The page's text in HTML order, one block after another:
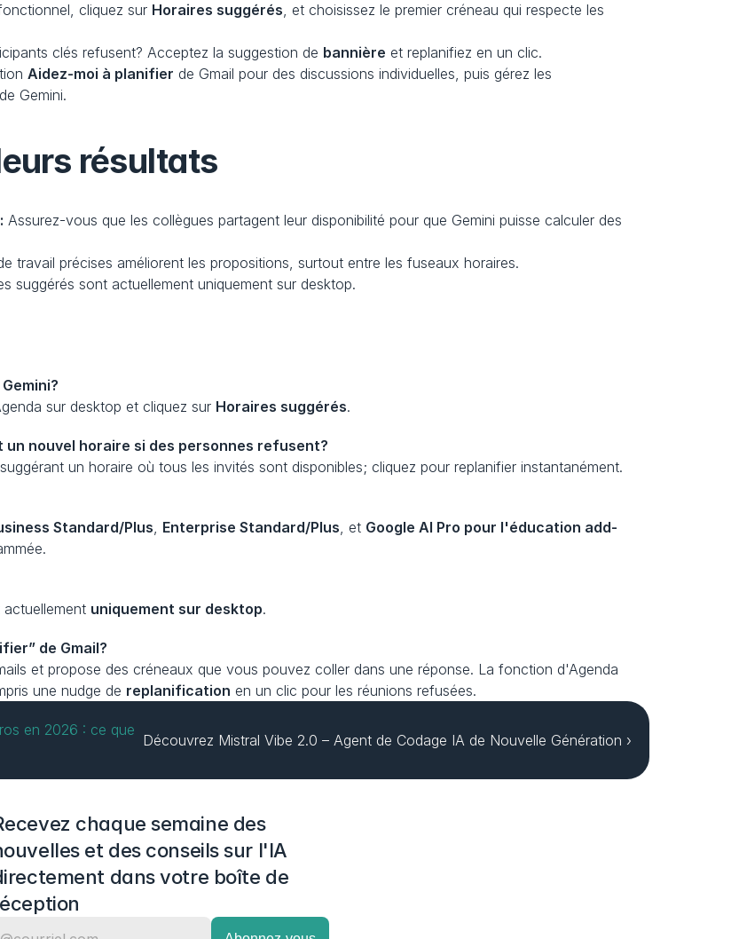
cliquez sur Horaires suggérés, et choisissez le premier créneau qui respecte les
clés refusent? Acceptez la suggestion de bannière et replanifiez en un clic.
Aidez-moi à planifier de Gmail pour des discussions individuelles, puis gérez les
Gemini.
résultats
Assurez-vous que les collègues partagent leur disponibilité pour que Gemini puisse calculer des
travail précises améliorent les propositions, surtout entre les fuseaux horaires.
suggérés sont actuellement uniquement sur desktop.
sur desktop et cliquez sur Horaires suggérés.
nouvel horaire si des personnes refusent?
suggérant un horaire où tous les invités sont disponibles; cliquez pour replanifier instantanément.
Standard/Plus, Enterprise Standard/Plus, et Google AI Pro pour l'éducation add-
uniquement sur desktop.
de Gmail?
et propose des créneaux que vous pouvez coller dans une réponse. La fonction d'Agenda
une nudge de replanification en un clic pour les réunions refusées.
en 2026 : ce que
Découvrez Mistral Vibe 2.0 – Agent de Codage IA de Nouvelle Génération ›
chaque semaine des
et des conseils sur l'IA
dans votre boîte de